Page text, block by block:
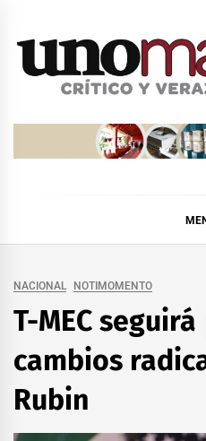
NACIONAL NOTIMOMENTO
T-MEC
cambios
Rubin